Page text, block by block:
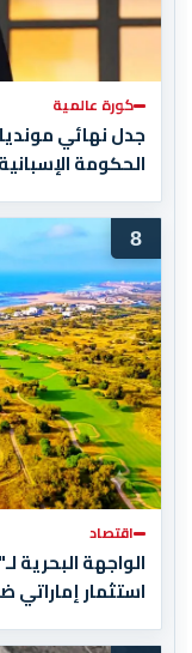
كورة عالمية
الحكومة
8
اقتصاد
الواجهة البحرية
استثمار